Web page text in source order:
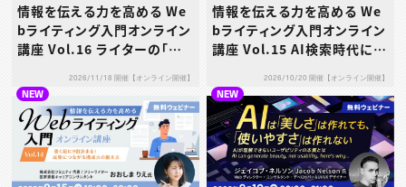
情報を伝える力を高める We
bライティング入門オンライン
講座 Vol.16 ライターの「値
え方
2026/11/18 開催【オンライン開催】
情報を伝える力を高める We
bライティング入門オンライン
講座 Vol.15 AI検索時代に
2026/10/20 開催【オンライン開催】
NEW NEW